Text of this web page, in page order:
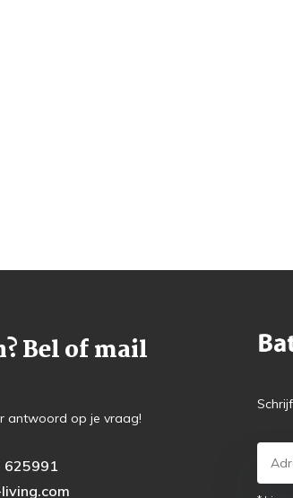
Bel of mail
antwoord op je vraag!
625991